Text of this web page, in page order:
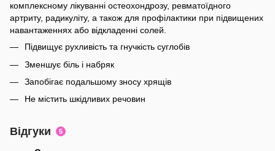
комплексному лікуванні остеохондрозу, ревматоїдного
артриту, радикуліту, а також для профілактики при підвищених
навантаженнях або відкладенні солей.
Підвищує рухливість та гнучкість суглобів
Зменшує біль і набряк
Запобігає подальшому зносу хрящів
Не містить шкідливих речовин
Відгуки 5